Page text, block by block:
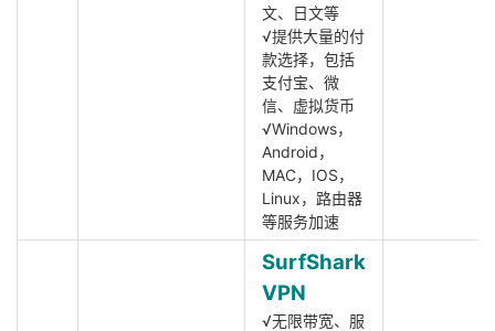
文、日文等
√提供大量的付
款选择，包括
支付宝、微
信、虚拟货币
√Windows，
Android，
MAC，IOS，
Linux，路由器
等服务加速
SurfShark
VPN
√无限带宽、服